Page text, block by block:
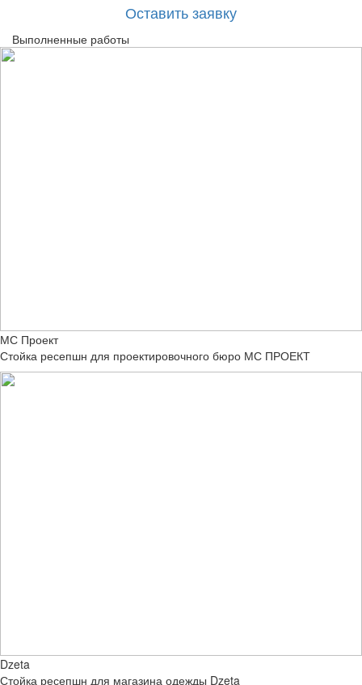
Оставить заявку
Выполненные работы
МС Проект
Стойка ресепшн для проектировочного бюро МС ПРОЕКТ
Dzeta
Стойка ресепшн для магазина одежды Dzeta